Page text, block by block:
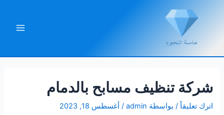
شركة تنظيف مسابح بالدمام
اترك تعليقاً / بواسطة admin
/ أغسطس 18, 2023